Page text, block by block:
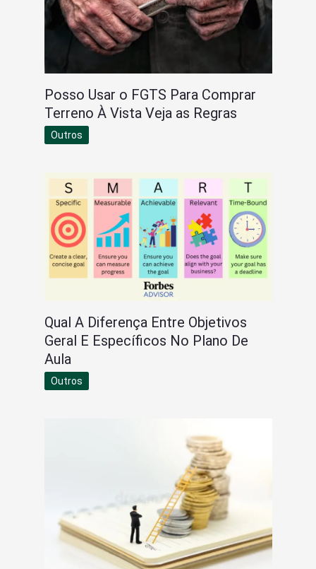
Posso Usar o FGTS Para Comprar
Terreno À Vista Veja as Regras
Outros
Qual A Diferença Entre Objetivos
Geral E Específicos No Plano De
Aula
Outros